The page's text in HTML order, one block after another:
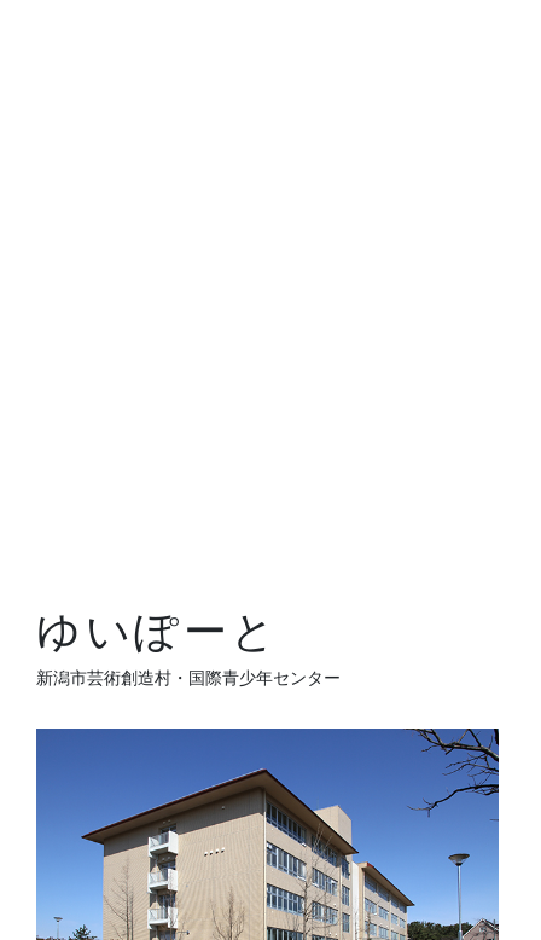
ゆいぽーと
新潟市芸術創造村・国際青少年センター